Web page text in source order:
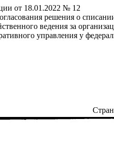
от 18.01.2022 № 12
решения о
ведения за
управления у